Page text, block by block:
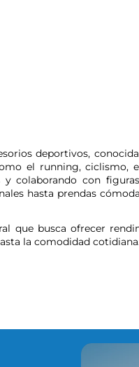
deportivos,
el running, ciclismo,
colaborando con
hasta prendas
que busca ofrecer
la comodidad